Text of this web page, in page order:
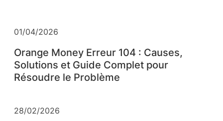
01/04/2026
Orange Money Erreur 104 : Causes,
Solutions et Guide Complet pour
Résoudre le Problème
28/02/2026